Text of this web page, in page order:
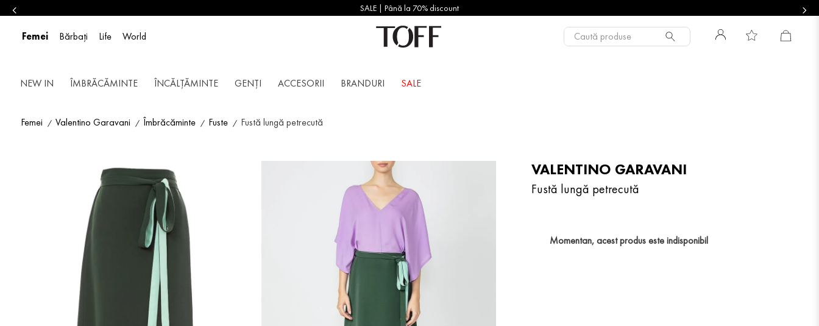
SALE | Până la 70% discount
Femei Bărbați Life World Caută produse
NEW IN ÎMBRĂCĂMINTE ÎNCĂLȚĂMINTE GENȚI ACCESORII BRANDURI SALE
Femei Valentino Garavani Îmbrăcăminte Fuste Fustă lungă petrecută
VALENTINO GARAVANI
Fustă lungă petrecută
Momentan, acest produs este indisponibil